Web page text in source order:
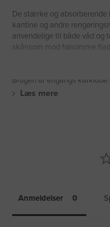
De stærke og absorberende
kantine og andre
anvendelige til både våd og
skånsom mod følsomme
Brugen af engangs karklude
Læs mere
Anmeldelser